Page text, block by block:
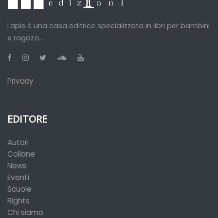
Lapis è una casa editrice specializzata in libri per bambini
e ragazzi...
Privacy
EDITORE
Autori
Collane
News
Eventi
Scuole
Rights
Chi siamo